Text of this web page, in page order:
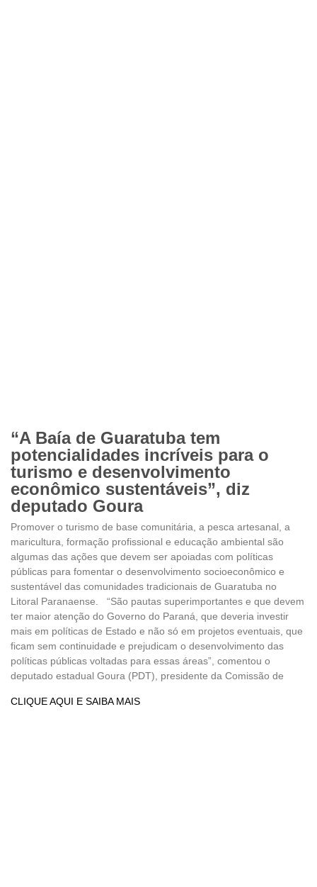
“A Baía de Guaratuba tem
potencialidades incríveis para o
turismo e desenvolvimento
econômico sustentáveis”, diz
deputado Goura
Promover o turismo de base comunitária, a pesca artesanal, a
maricultura, formação profissional e educação ambiental são
algumas das ações que devem ser apoiadas com políticas
públicas para fomentar o desenvolvimento socioeconômico e
sustentável das comunidades tradicionais de Guaratuba no
Litoral Paranaense. “São pautas superimportantes e que devem
ter maior atenção do Governo do Paraná, que deveria investir
mais em políticas de Estado e não só em projetos eventuais, que
ficam sem continuidade e prejudicam o desenvolvimento das
políticas públicas voltadas para essas áreas”, comentou o
deputado estadual Goura (PDT), presidente da Comissão de
CLIQUE AQUI E SAIBA MAIS